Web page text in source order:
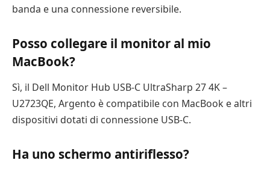
banda e una connessione reversibile.
Posso collegare il monitor al mio
MacBook?
Sì, il Dell Monitor Hub USB-C UltraSharp 27 4K –
U2723QE, Argento è compatibile con MacBook e altri
dispositivi dotati di connessione USB-C.
Ha uno schermo antiriflesso?